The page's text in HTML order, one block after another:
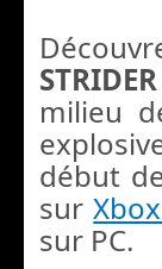
STRIDER
milieu
début
sur
sur PC.